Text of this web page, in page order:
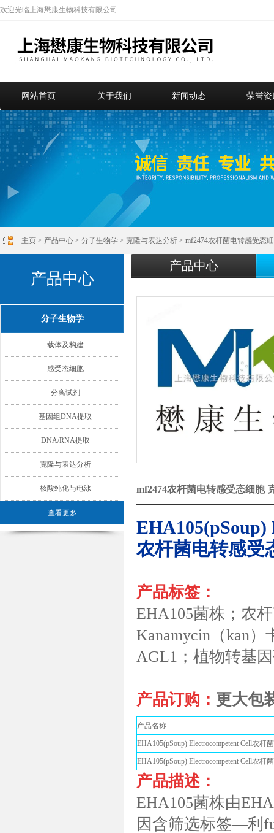
欢迎光临上海懋康生物科技有限公司
网站首页 关于我们 新闻动态 荣誉资
主页 > 产品中心 > 分子生物学 > 克隆与表达分析 > mf2474农杆菌电转感受态
产品中心
分子生物学
载体及构建
感受态细胞
分离试剂
基因组DNA提取
DNA/RNA提取
克隆与表达分析
核酸纯化与电泳
查看更多
产品中心
mf2474农杆菌电转感受态细胞
EHA105(pSoup)
农杆菌电转感受
产品标签：
EHA105菌株；农
Kanamycin（kan）
AGL1；植物转基
产品订购： 更大包
产品名称
EHA105(pSoup) Electrocompetent Cell农杆
EHA105(pSoup) Electrocompetent Cell农杆
产品描述：
EHA105菌株由
因含筛选标签—利